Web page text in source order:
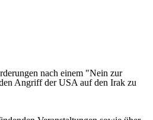
nach einem "Nein zur
Angriff der USA auf den Irak zu